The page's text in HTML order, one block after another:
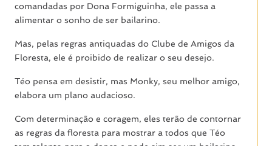
comandadas por Dona Formiguinha, ele passa a
alimentar o sonho de ser bailarino.
Mas, pelas regras antiquadas do Clube de Amigos da
Floresta, ele é proibido de realizar o seu desejo.
Téo pensa em desistir, mas Monky, seu melhor amigo,
elabora um plano audacioso.
Com determinação e coragem, eles terão de contornar
as regras da floresta para mostrar a todos que Téo